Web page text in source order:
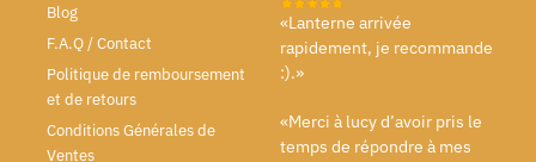
Blog
F.A.Q / Contact
Politique de remboursement
et de retours
Conditions Générales de
Ventes
«Lanterne arrivée
rapidement, je recommande
:).»
«Merci à lucy d’avoir pris le
temps de répondre à mes